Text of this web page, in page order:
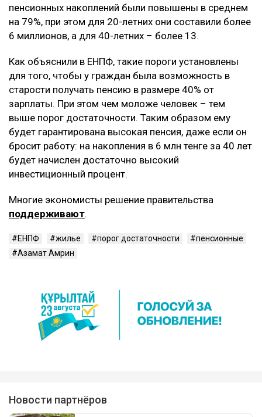
пенсионных накоплений были повышены в среднем
на 79%, при этом для 20-летних они составили более
6 миллионов, а для 40-летних – более 13.
Как объяснили в ЕНПФ, такие пороги установлены
для того, чтобы у граждан была возможность в
старости получать пенсию в размере 40% от
зарплаты. При этом чем моложе человек – тем
выше порог достаточности. Таким образом ему
будет гарантирована высокая пенсия, даже если он
бросит работу: на накопления в 6 млн тенге за 40 лет
будет начислен достаточно высокий
инвестиционный процент.
Многие экономисты решение правительства
поддерживают.
ЕНПФ жилье порог достаточности
пенсионные
Азамат Амрин